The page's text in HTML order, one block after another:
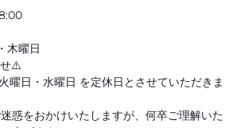
木曜日
⚠️
曜日・水曜日 を定休日とさせていただきま
惑をおかけいたしますが、何卒ご理解いた